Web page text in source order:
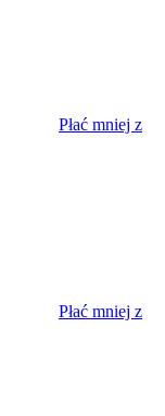
Płać mniej z
Płać mniej z